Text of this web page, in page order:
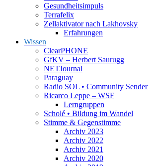
Gesundheitsimpuls
Terrafelix
Zellaktivator nach Lakhovsky
Erfahrungen
Wissen
ClearPHONE
GfKV – Herbert Saurugg
NETJournal
Paraguay
Radio SOL • Community Sender
Ricarco Leppe – WSF
Lerngruppen
Scholé • Bildung im Wandel
Stimme & Gegenstimme
Archiv 2023
Archiv 2022
Archiv 2021
Archiv 2020